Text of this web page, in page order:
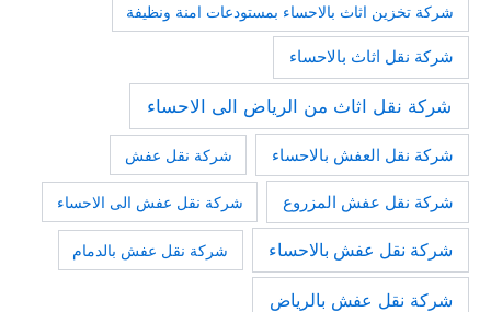
شركة تخزين اثاث بالاحساء بمستودعات امنة ونظيفة
شركة نقل اثاث بالاحساء
شركة نقل اثاث من الرياض الى الاحساء
شركة نقل العفش بالاحساء شركة نقل عفش
شركة نقل عفش المزروع شركة نقل عفش الى الاحساء
شركة نقل عفش بالاحساء شركة نقل عفش بالدمام
شركة نقل عفش بالرياض